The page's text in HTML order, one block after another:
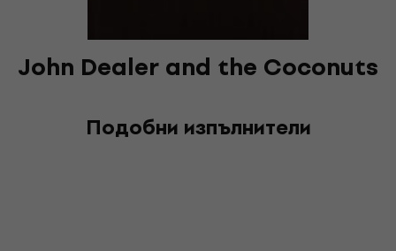
John Dealer and the Coconuts
Подобни изпълнители